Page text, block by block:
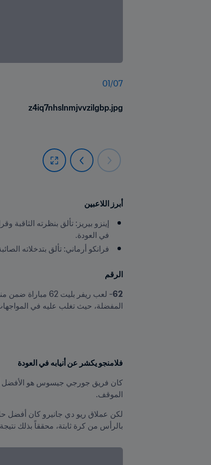
01/07
z4iq7nhslnmjvvzilgbp.jpg
أبرز اللاعبين
في العودة.
فرانكو أرماني: تألق بتدخلاته
الرقم
62
المفضلة، حيث تغلب عليه في
فلامنجو يكشر عن أنيابه في العودة
الموقف.
بالرأس من كرة ثابتة، محققاً بذلك نتيجة تاريخية، حيث ألحق ببطل 2018